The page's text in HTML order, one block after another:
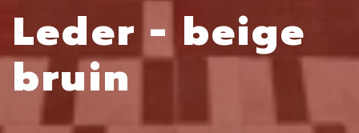
Leder - beige
bruin